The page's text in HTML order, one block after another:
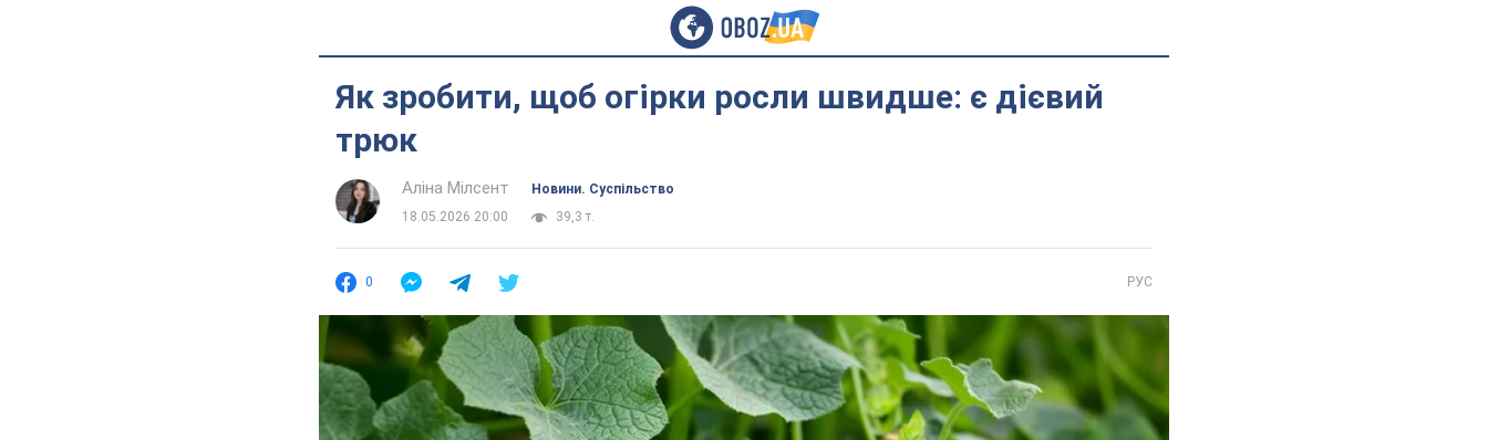
Як зробити, щоб огірки росли швидше: є дієвий
трюк
Аліна Мілсент
Новини. Суспільство
18.05.2026 20:00
39,3 т.
0 РУС